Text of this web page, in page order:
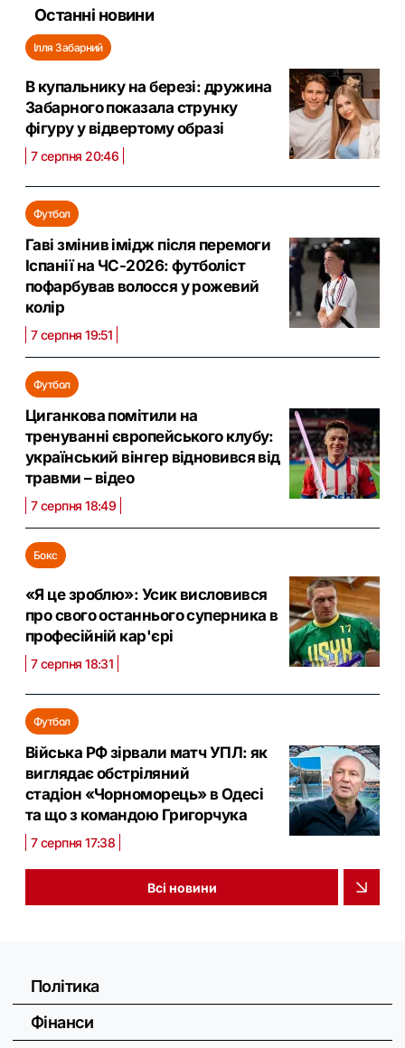
Останні новини
Ілля Забарний
В купальнику на березі: дружина
Забарного показала струнку
фігуру у відвертому образі
7 серпня 20:46
Футбол
Гаві змінив імідж після перемоги
Іспанії на ЧС-2026: футболіст
пофарбував волосся у рожевий
колір
7 серпня 19:51
Футбол
Циганкова помітили на
тренуванні європейського клубу:
український вінгер відновився від
травми – відео
7 серпня 18:49
Бокс
«Я це зроблю»: Усик висловився
про свого останнього суперника в
професійній кар'єрі
7 серпня 18:31
Футбол
Війська РФ зірвали матч УПЛ: як
виглядає обстріляний
стадіон «Чорноморець» в Одесі
та що з командою Григорчука
7 серпня 17:38
Всі новини
Політика
Фінанси